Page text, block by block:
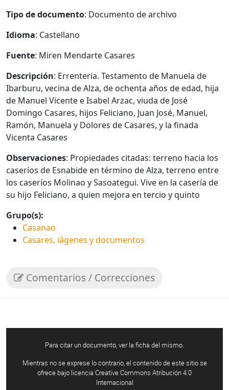
Tipo de documento: Documento de archivo
Idioma: Castellano
Fuente: Miren Mendarte Casares
Descripción: Errenteria. Testamento de Manuela de
Ibarburu, vecina de Alza, de ochenta años de edad, hija
de Manuel Vicente e Isabel Arzac, viuda de José
Domingo Casares, hijos Feliciano, Juan José, Manuel,
Ramón, Manuela y Dolores de Casares, y la finada
Vicenta Casares
Observaciones: Propiedades citadas: terreno hacia los
caseríos de Esnabide en término de Alza, terreno entre
los caseríos Molinao y Sasoategui. Vive en la casería de
su hijo Feliciano, a quien mejora en tercio y quinto
Grupo(s):
Casanao
Casares, iágenes y documentos
Comentarios / Correcciones
Para citar un documento, ver la ficha del mismo.
Mientras no se exprese lo contrario, el contenido de este sitio se
ofrece bajo licencia Creative Commons Atribución 4.0
Internacional